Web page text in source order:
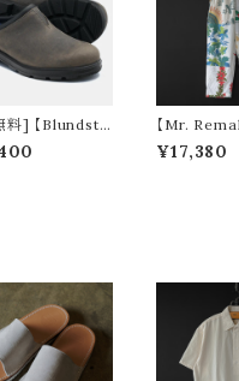
料] 【Blundsto
ORIGINA
LS CLOG cray
【Mr.
used
make
¥17,380